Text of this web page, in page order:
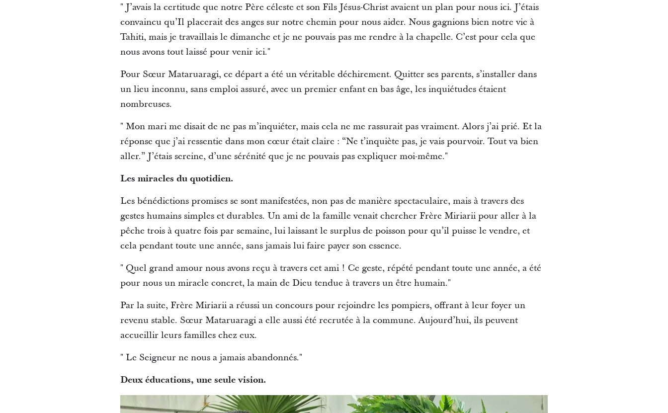
" J’avais la certitude que notre Père céleste et son Fils Jésus-Christ avaient un plan pour nous ici. J’étais
convaincu qu’Il placerait des anges sur notre chemin pour nous aider. Nous gagnions bien notre vie à
Tahiti, mais je travaillais le dimanche et je ne pouvais pas me rendre à la chapelle. C’est pour cela que
nous avons tout laissé pour venir ici."
Pour Sœur Mataruaragi, ce départ a été un véritable déchirement. Quitter ses parents, s’installer dans
un lieu inconnu, sans emploi assuré, avec un premier enfant en bas âge, les inquiétudes étaient
nombreuses.
" Mon mari me disait de ne pas m’inquiéter, mais cela ne me rassurait pas vraiment. Alors j’ai prié. Et la
réponse que j’ai ressentie dans mon cœur était claire : “Ne t’inquiète pas, je vais pourvoir. Tout va bien
aller.” J’étais sereine, d’une sérénité que je ne pouvais pas expliquer moi-même."
Les miracles du quotidien.
Les bénédictions promises se sont manifestées, non pas de manière spectaculaire, mais à travers des
gestes humains simples et durables. Un ami de la famille venait chercher Frère Miriarii pour aller à la
pêche trois à quatre fois par semaine, lui laissant le surplus de poisson pour qu’il puisse le vendre, et
cela pendant toute une année, sans jamais lui faire payer son essence.
" Quel grand amour nous avons reçu à travers cet ami ! Ce geste, répété pendant toute une année, a été
pour nous un miracle concret, la main de Dieu tendue à travers un être humain."
Par la suite, Frère Miriarii a réussi un concours pour rejoindre les pompiers, offrant à leur foyer un
revenu stable. Sœur Mataruaragi a elle aussi été recrutée à la commune. Aujourd’hui, ils peuvent
accueillir leurs familles chez eux.
" Le Seigneur ne nous a jamais abandonnés."
Deux éducations, une seule vision.